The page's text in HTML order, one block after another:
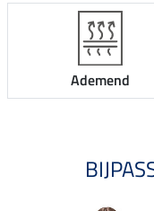
Ademend